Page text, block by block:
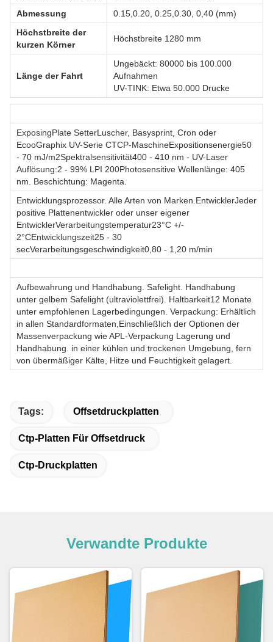
Abmessung
0.15,0.20, 0.25,0.30, 0,40 (mm)
Höchstbreite der
kurzen Körner
Höchstbreite 1280 mm
Länge der Fahrt
Ungebäckt: 80000 bis 100.000
Aufnahmen
UV-TINK: Etwa 50.000 Drucke
ExposingPlate SetterLuscher, Basysprint, Cron oder
EcooGraphix UV-Serie CTCP-MaschineExpositionsenergie50
- 70 mJ/m2Spektralsensitivität400 - 410 nm - UV-Laser
Auflösung:2 - 99% LPI 200Photosensitive Wellenlänge: 405
nm. Beschichtung: Magenta.
Entwicklungsprozessor. Alle Arten von Marken.EntwicklerJeder
positive Plattenentwickler oder unser eigener
EntwicklerVerarbeitungstemperatur23°C +/-
2°CEntwicklungszeit25 - 30
secVerarbeitungsgeschwindigkeit0,80 - 1,20 m/min
Aufbewahrung und Handhabung. Safelight. Handhabung
unter gelbem Safelight (ultraviolettfrei). Haltbarkeit12 Monate
unter empfohlenen Lagerbedingungen. Verpackung: Erhältlich
in allen Standardformaten,Einschließlich der Optionen der
Massenverpackung wie APL-Verpackung Lagerung und
Handhabung. in einer kühlen und trockenen Umgebung, fern
von übermäßiger Kälte, Hitze und Feuchtigkeit gelagert.
Tags: Offsetdruckplatten
Ctp-Platten Für Offsetdruck
Ctp-Druckplatten
Verwandte Produkte